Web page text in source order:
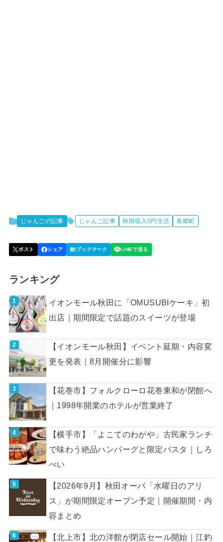
じゃんごの記事 じゃんご記事 秋田収入0円生活 美郷町
ランキング
イオンモール秋田に「OMUSUBIケーキ」初
出店｜期間限定で話題のスイーツが登場
【イオンモール秋田】イベント延期・内容変
更を発表｜8月開催分に影響
【花巻市】フォルクローロ花巻東和が閉館へ
｜1998年開業のホテルが営業終了
【横手市】「よこてのわがや」古民家ランチ
で味わう絶品ハンバーグと限定パスタ｜しろ
べい
【2026年9月】秋田オーパ「水曜日のアリ
ス」が期間限定オープン予定｜開催期間・内
容まとめ
【北上市】北の洋館が閉店セール開始｜江釣